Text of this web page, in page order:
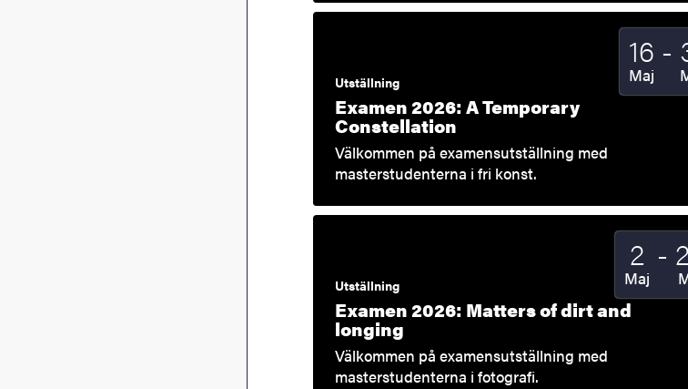
Utställning
Examen 2026: A Temporary
Constellation
Välkommen på examensutställning med
masterstudenterna i fri konst.
16
Maj
2026 -
Utställning
Examen 2026: Matters of dirt and
longing
Välkommen på examensutställning med
masterstudenterna i fotografi.
2
Maj
2026 -